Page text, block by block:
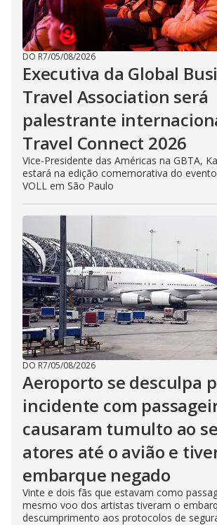
DO R7/05/08/2026
Executiva da Global
Travel Association será
palestrante
Travel Connect 2026
Vice-Presidente das Américas na GBTA,
estará na edição comemorativa do
VOLL em São Paulo
DO R7/05/08/2026
Aeroporto se desculpa
incidente com
causaram tumulto ao
atores até o avião e
embarque negado
Vinte e dois fãs que estavam como
mesmo voo dos artistas tiveram o
descumprimento aos protocolos de